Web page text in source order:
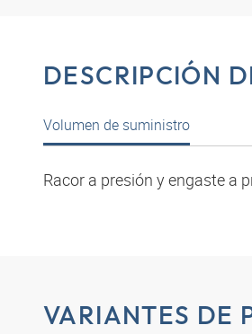
DESCRIPCIÓN
Volumen de suministro
Racor a presión y engaste a
VARIANTES DE